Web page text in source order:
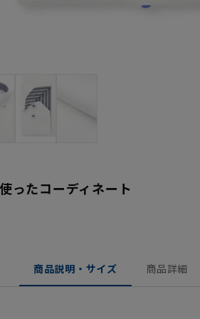
ったコーディネート
商品説明・サイズ 商品詳細